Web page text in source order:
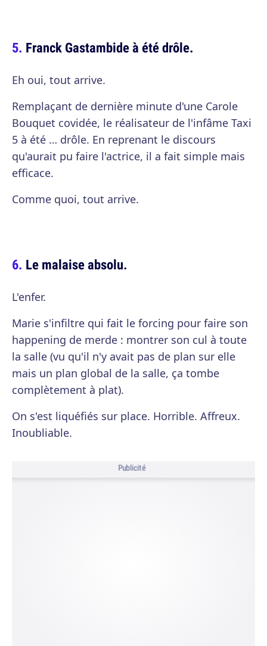
Franck Gastambide à été drôle.
Eh oui, tout arrive.
Remplaçant de dernière minute d'une Carole
Bouquet covidée, le réalisateur de l'infâme Taxi
5 à été … drôle. En reprenant le discours
qu'aurait pu faire l'actrice, il a fait simple mais
efficace.
Comme quoi, tout arrive.
Le malaise absolu.
L'enfer.
Marie s'infiltre qui fait le forcing pour faire son
happening de merde : montrer son cul à toute
la salle (vu qu'il n'y avait pas de plan sur elle
mais un plan global de la salle, ça tombe
complètement à plat).
On s'est liquéfiés sur place. Horrible. Affreux.
Inoubliable.
Publicité